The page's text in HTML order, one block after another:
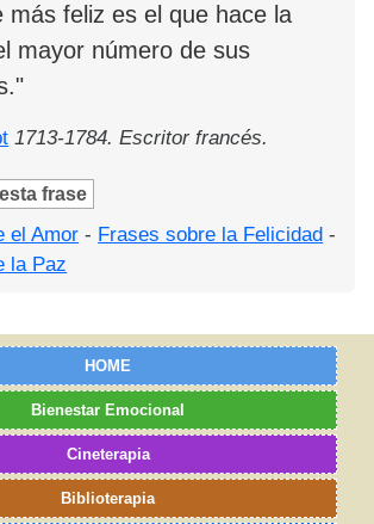
más feliz es el que hace la
mayor número de sus
1713-1784. Escritor francés.
frase
el Amor - Frases sobre la Felicidad -
la Paz
HOME
Bienestar Emocional
Cineterapia
Biblioterapia